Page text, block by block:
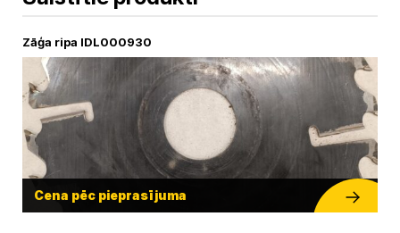
Zāģa ripa IDL000930
Cena pēc pieprasījuma